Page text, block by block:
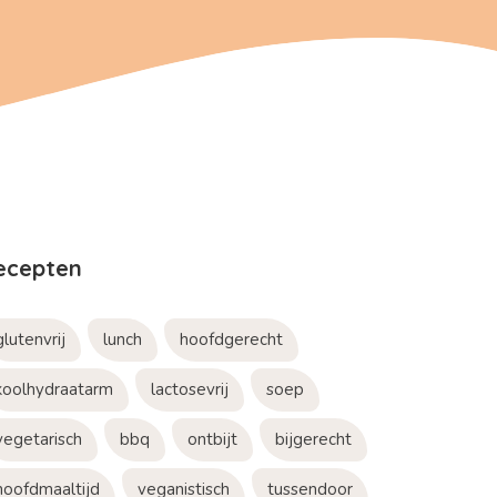
lunch hoofdgerecht
lactosevrij soep
bbq ontbijt bijgerecht
veganistisch tussendoor